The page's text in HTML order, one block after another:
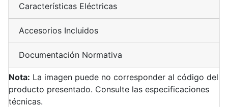
Características Eléctricas
Accesorios Incluidos
Documentación Normativa
Nota: La imagen puede no corresponder al código del
producto presentado. Consulte las especificaciones
técnicas.